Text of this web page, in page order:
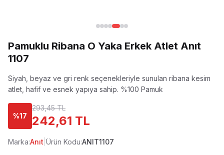
Pamuklu Ribana O Yaka Erkek Atlet Anıt
1107
Siyah, beyaz ve gri renk seçenekleriyle sunulan ribana kesim
atlet, hafif ve esnek yapıya sahip. %100 Pamuk
%17
293,45 TL
242,61 TL
Marka:Anıt Ürün Kodu:ANIT1107